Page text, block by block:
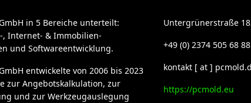
in 5 Bereiche unterteilt:
, Internet- & Immobilien-
und Softwareentwicklung.
entwickelte von 2006 bis 2023
zur Angebotskalkulation, zur
und zur Werkzeugauslegung
Untergrünerstraße
+49 (0) 2374 505 68 88
kontakt [ at ]
https://pcmold.eu